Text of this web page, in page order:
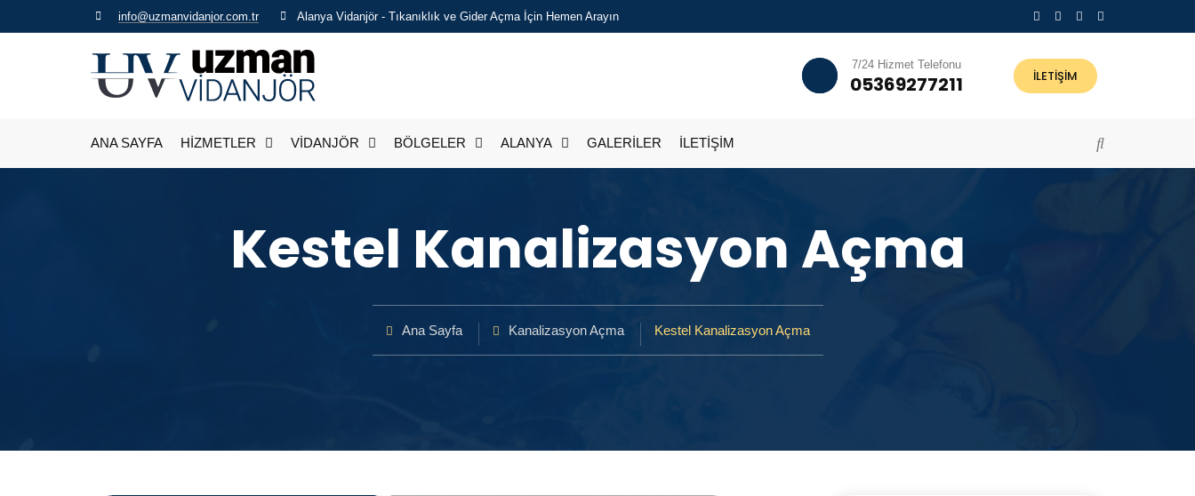
info@uzmanvidanjor.com.tr Alanya Vidanjör - Tıkanıklık ve Gider Açma İçin Hemen Arayın
7/24 Hizmet Telefonu
05369277211 İLETİŞİM
ANA SAYFA HİZMETLER VİDANJÖR BÖLGELER ALANYA GALERİLER İLETİŞİM
Kestel Kanalizasyon Açma
Ana Sayfa Kanalizasyon Açma Kestel Kanalizasyon Açma